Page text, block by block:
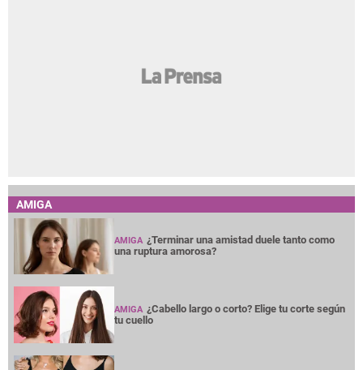
AMIGA
AMIGA ¿Terminar una amistad duele tanto como
una ruptura amorosa?
AMIGA ¿Cabello largo o corto? Elige tu corte según
tu cuello